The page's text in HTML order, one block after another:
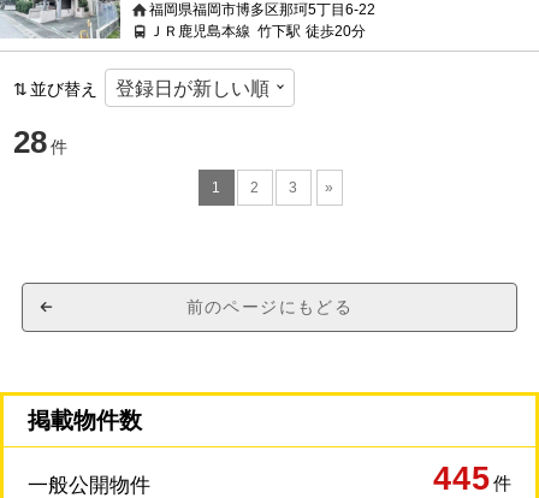
福岡県福岡市博多区那珂5丁目6-22
ＪＲ鹿児島本線 竹下駅 徒歩20分
並び替え
28件
1 2 3 »
前のページにもどる
掲載物件数
一般公開物件 445件